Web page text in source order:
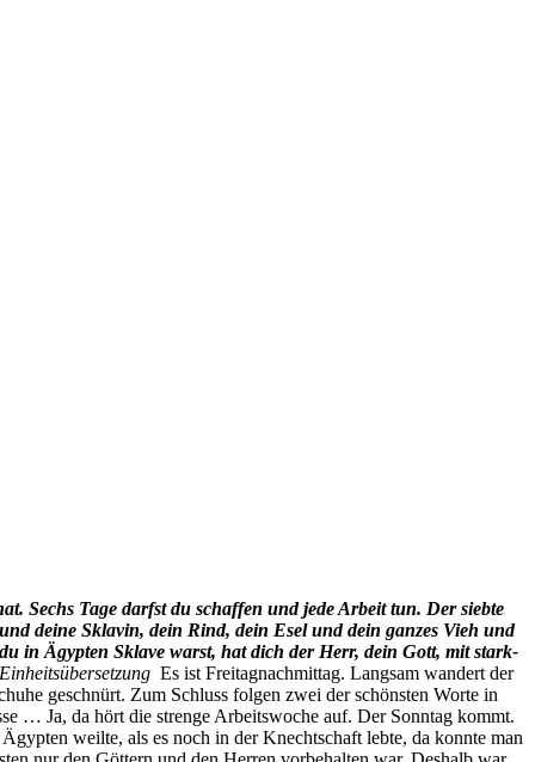
Sechs Tage darf­st du schaf­fen und jede Arbeit tun. Der siebte
deine Sklavin, dein Rind, dein Esel und dein ganzes Vieh und
in Ägypten Sklave warst, hat dich der Herr, dein Gott, mit stark­
Ein­heit­süber­set­zung Es ist Fre­ita­gnach­mit­tag. Langsam wan­dert der
geschnürt. Zum Schluss fol­gen zwei der schön­sten Worte in
… Ja, da hört die strenge Arbeitswoche auf. Der Son­ntag kommt.
weilte, als es noch in der Knechtschaft lebte, da kon­nte man